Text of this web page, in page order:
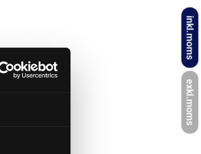
inkl.moms
exkl.moms